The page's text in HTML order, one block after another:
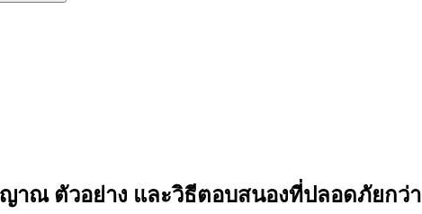
ณ ตัวอย่าง และวิธีตอบสนองที่ปลอดภัยกว่า